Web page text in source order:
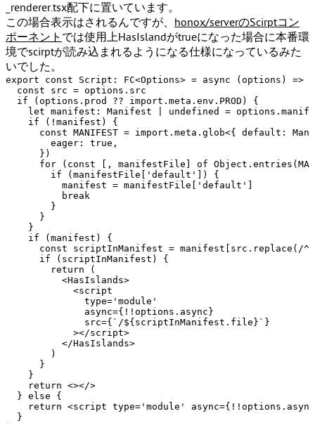
_renderer.tsx配下に置いています。
この場合表示はされるんですが、 honox/serverのScirptコン
ポーネント では使用上HasIslandがtrueになった場合に本番環
境でscirptが読み込まれるようになる仕様になっているみた
いでした。
export const Script : FC<Options> = async (options) => {
const src = options. src
if (options. prod ?? import . meta . env . PROD ) {
let manifest : Manifest undefined = options.
if (!manifest) {
const MANIFEST = import . meta . glob<{ default :
eager : true ,
      })
for ( const [, manifestFile] of Object . entries (
if (manifestFile[ 'default'
]) {
          manifest = manifestFile[
'default'
break
        }
      }
    }
if (manifest) {
const scriptInManifest = manifest[src. replace ( /
if (scriptInManifest) {
return (
<HasIslands>
<script
type= 'module'
async={!!options.async}
src={ `/${ scriptInManifest.file }`}
            >
</script>
</HasIslands>
        )
      }
    }
return <></>
  }
else {
return <script type= 'module' async=
  }